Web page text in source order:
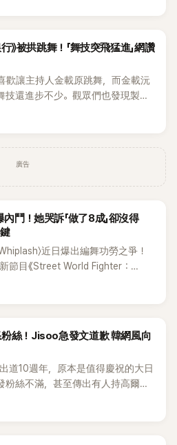
》被拱跳舞！「舞技突飛猛進」網讚
歡讓主持人金載原跳舞，而金載沅
技還進步不少。觀眾們也發現製作
廣告
鬥！她哭訴「做了8成」卻沒得
〉近日爆出編舞功勞之爭！
節目《Street World Fighter：
談及自己在〈Whiplash〉編舞上的
絲！Jisoo急發文道歉 韓網風向
道10週年，原本是值得慶祝的大日
粉絲不滿，甚至傳出有人持高爾夫
今（8日）也親自發文向BLINK